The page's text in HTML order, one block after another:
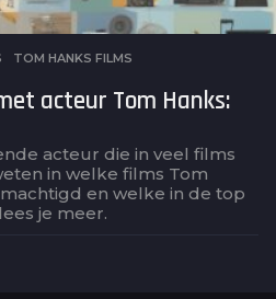
,TOM HANKS FILMS
acteur Tom Hanks:
acteur die in veel films
in welke films Tom
en welke in de top
je meer.